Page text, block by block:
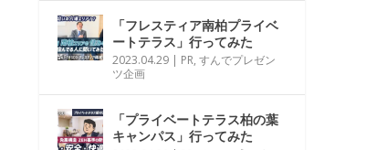
「フレスティア南柏プライベ
ートテラス」行ってみた
2023.04.29 | PR,すんでプレゼン
ツ企画
「プライベートテラス柏の葉
キャンパス」行ってみた